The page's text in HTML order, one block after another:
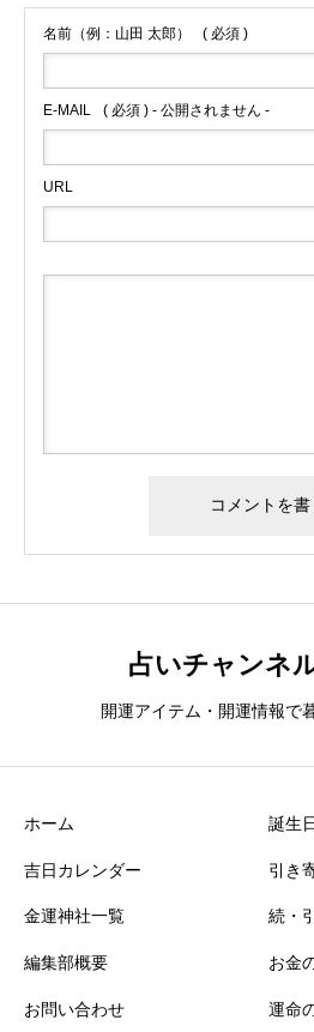
名前（例：山田 太郎） ( 必須 )
E-MAIL ( 必須 ) - 公開されません -
URL
占いチャンネ
開運アイテム・開運情報で
ホーム
吉日カレンダー
金運神社一覧
編集部概要
お問い合わせ
誕生
引き
続・
お金
運命